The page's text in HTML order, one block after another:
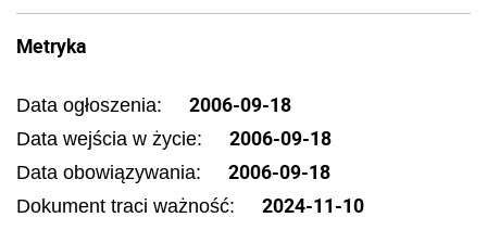
Metryka
Data ogłoszenia: 2006-09-18
Data wejścia w życie: 2006-09-18
Data obowiązywania: 2006-09-18
Dokument traci ważność: 2024-11-10